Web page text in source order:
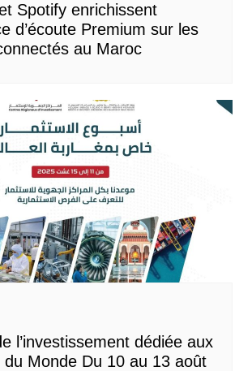
Spotify enrichissent
d’écoute Premium sur les
au Maroc
l’investissement dédiée aux
du Monde Du 10 au 13 août